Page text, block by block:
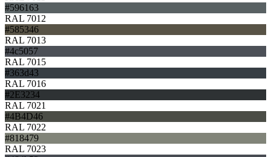
#596163
RAL 7012
#585346
RAL 7013
#4c5057
RAL 7015
#363d43
RAL 7016
#2E3234
RAL 7021
#4B4D46
RAL 7022
#818479
RAL 7023